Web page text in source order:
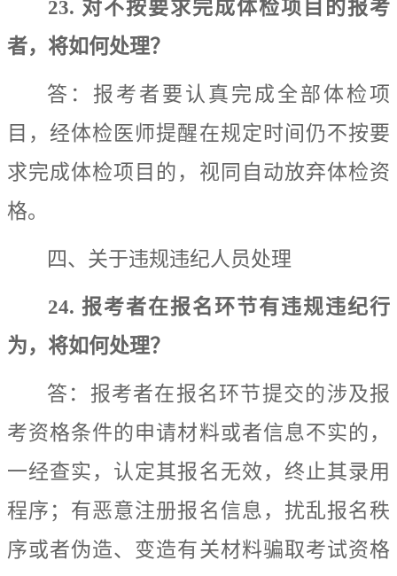
23. 对不按要求完成体检项目 的报考
者， 将如何处理？
答： 报考者 要认真完成全部体检项
目，经体检医师提醒在规定时间仍不按要
求完成体检项目的，视同自动放弃体检资
格。
四、关于违规违纪人员处理
24. 报考者在报名环节有违规违纪行
为，将如何处理？
答： 报考者在报名环节提交的涉及报
考资格条件的申请材料或者信息不实的，
一经查实，认定其报名无效，终止其录用
程序； 有恶意注册报名信息，扰乱报名秩
序或者伪造、变造有关材料骗取考试资格